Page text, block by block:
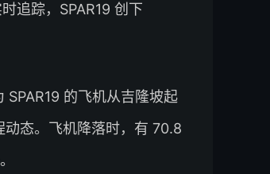
追踪，SPAR19 创下
的飞机从吉隆坡起
态。飞机降落时，有 70.8